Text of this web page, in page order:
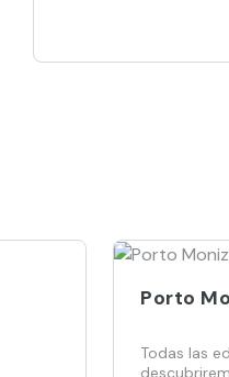
Porto
Todas las